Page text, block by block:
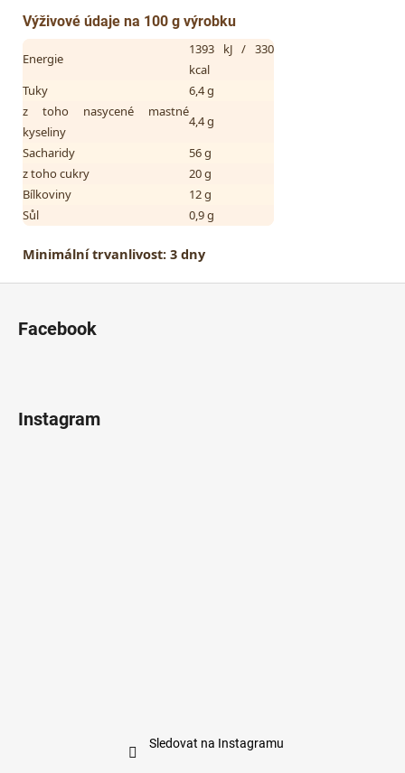
Výživové údaje na 100 g výrobku
Energie
1393 kJ / 330
kcal
Tuky
6,4 g
z toho nasycené mastné
kyseliny
4,4 g
Sacharidy
56 g
z toho cukry
20 g
Bílkoviny
12 g
Sůl
0,9 g
Minimální trvanlivost: 3 dny
Facebook
Instagram
Sledovat na Instagramu